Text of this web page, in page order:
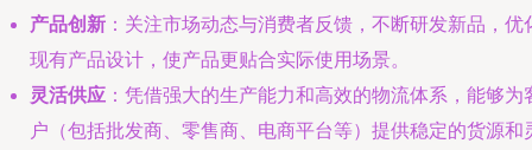
产品创新 ：关注市场动态与消费者反馈，不断研发新品，优
现有产品设计，使产品更贴合实际使用场景。
灵活供应 ：凭借强大的生产能力和高效的物流体系，能够为
户（包括批发商、零售商、电商平台等）提供稳定的货源和